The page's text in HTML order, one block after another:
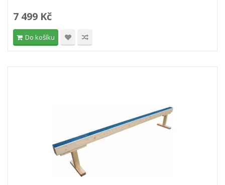
7 499 Kč
Do košíku